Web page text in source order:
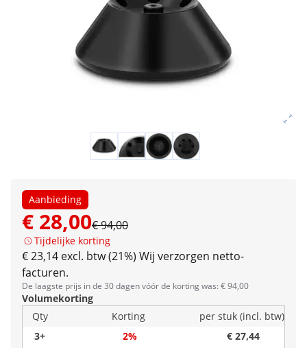
Aanbieding
€ 28,00€ 94,00
Tijdelijke korting
€ 23,14 excl. btw (21%) Wij verzorgen netto-
facturen.
De laagste prijs in de 30 dagen vóór de korting was: € 94,00
Volumekorting
Qty
Korting
per stuk (incl. btw)
3+
2%
€ 27,44